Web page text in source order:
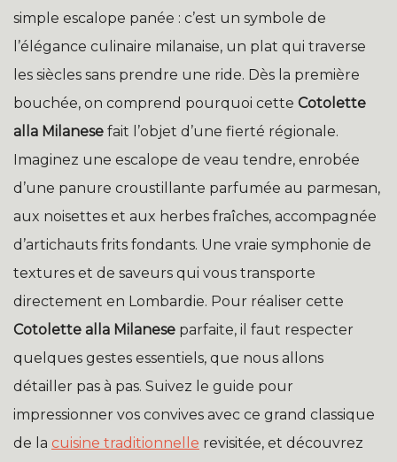
simple escalope panée : c’est un symbole de
l’élégance culinaire milanaise, un plat qui traverse
les siècles sans prendre une ride. Dès la première
bouchée, on comprend pourquoi cette Cotolette
alla Milanese fait l’objet d’une fierté régionale.
Imaginez une escalope de veau tendre, enrobée
d’une panure croustillante parfumée au parmesan,
aux noisettes et aux herbes fraîches, accompagnée
d’artichauts frits fondants. Une vraie symphonie de
textures et de saveurs qui vous transporte
directement en Lombardie. Pour réaliser cette
Cotolette alla Milanese parfaite, il faut respecter
quelques gestes essentiels, que nous allons
détailler pas à pas. Suivez le guide pour
impressionner vos convives avec ce grand classique
de la cuisine traditionnelle revisitée, et découvrez